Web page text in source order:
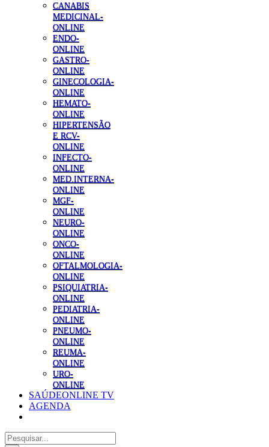
CANABIS
MEDICINAL-
ONLINE
ENDO-
ONLINE
GASTRO-
ONLINE
GINECOLOGIA-
ONLINE
HEMATO-
ONLINE
HIPERTENSÃO
E RCV-
ONLINE
INFECTO-
ONLINE
MED.INTERNA-
ONLINE
MGF-
ONLINE
NEURO-
ONLINE
ONCO-
ONLINE
OFTALMOLOGIA-
ONLINE
PSIQUIATRIA-
ONLINE
PEDIATRIA-
ONLINE
PNEUMO-
ONLINE
REUMA-
ONLINE
URO-
ONLINE
SAÚDEONLINE TV
AGENDA
Pesquisar